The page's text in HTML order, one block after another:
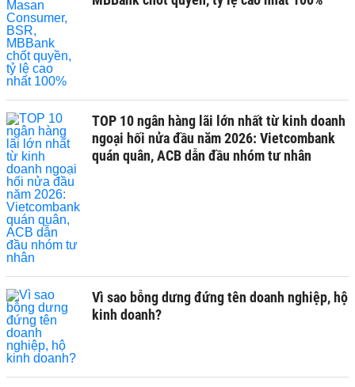
TOP 10 ngân hàng lãi lớn nhất từ kinh doanh
ngoại hối nửa đầu năm 2026: Vietcombank
quán quân, ACB dẫn đầu nhóm tư nhân
Vì sao bỗng dưng đứng tên doanh nghiệp, hộ
kinh doanh?